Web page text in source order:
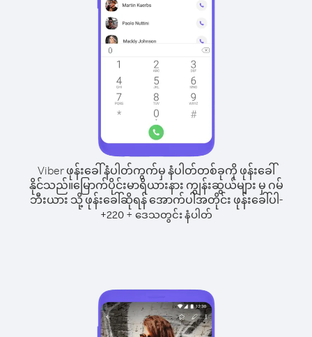
Viber ဖုန်းခေါ်နံပါတ်ကွက်မှ နံပါတ်တစ်ခုကို ဖုန်းခေါ်
နိုင်သည်။မြောက်ပိုင်းမာရိယားနား ကျွန်းဆွယ်များ မှ ဂမ်
ဘီးယား သို့ ဖုန်းခေါ်ဆိုရန် အောက်ပါအတိုင်း ဖုန်းခေါ်ပါ-
+220+ ဒေသတွင်း နံပါတ်